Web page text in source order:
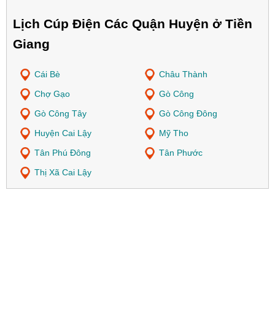
Lịch Cúp Điện Các Quận Huyện ở Tiền
Giang
Cái Bè
Châu Thành
Chợ Gạo
Gò Công
Gò Công Tây
Gò Công Đông
Huyện Cai Lậy
Mỹ Tho
Tân Phú Đông
Tân Phước
Thị Xã Cai Lậy